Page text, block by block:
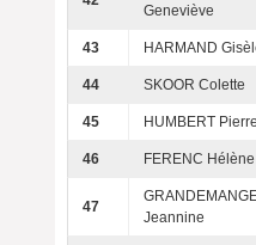
Geneviève
43 HARMAND
44 SKOOR Colette
45 HUMBERT
46 FERENC Hélène
47
Jeannine